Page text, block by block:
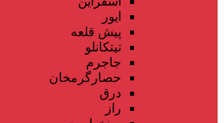
ایور
پیش قلعه
تیتکانلو
جاجرم
حصارگرمخان
درق
راز